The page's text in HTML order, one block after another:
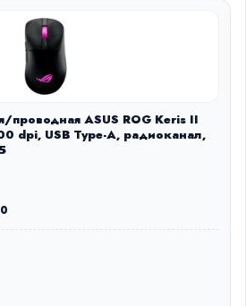
ASUS ROG Keris II
dpi, USB Type-A, радиоканал,